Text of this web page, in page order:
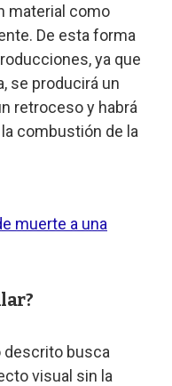
material como
De esta forma
ya que
se producirá un
retroceso y habrá
combustión de la
muerte a una
descrito busca
visual sin la